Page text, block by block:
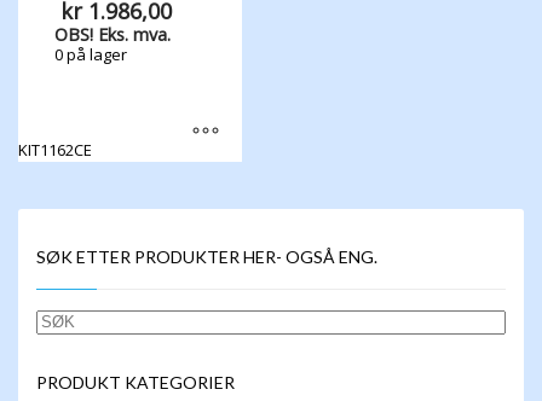
kr1.986,00
OBS! Eks. mva.
0 på lager
KIT1162CE
har
varianter.
Alternativene
kan
velges
produktsiden
SØK ETTER PRODUKTER HER- OGSÅ ENG.
SØK
PRODUKT KATEGORIER